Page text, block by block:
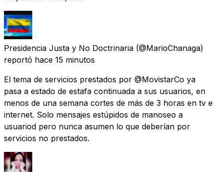
Presidencia Justa y No Doctrinaria (@MarioChanaga)
reportó hace 15 minutos
El tema de servicios prestados por @MovistarCo ya
pasa a estado de estafa continuada a sus usuarios, en
menos de una semana cortes de más de 3 horas en tv e
internet. Solo mensajes estúpidos de manoseo a
usuariod pero nunca asumen lo que deberían por
servicios no prestados.